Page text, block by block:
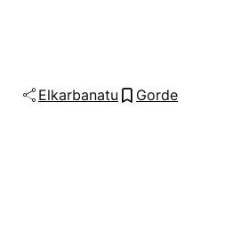
Elkarbanatu Gorde